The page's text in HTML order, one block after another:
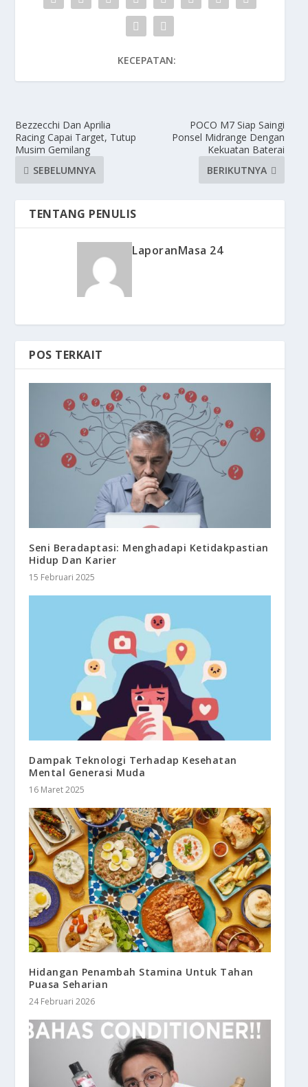
KECEPATAN:
Bezzecchi Dan Aprilia
Racing Capai Target, Tutup
Musim Gemilang
SEBELUMNYA
POCO M7 Siap Saingi
Ponsel Midrange Dengan
Kekuatan Baterai
BERIKUTNYA
TENTANG PENULIS
LaporanMasa 24
POS TERKAIT
Seni Beradaptasi: Menghadapi Ketidakpastian
Hidup Dan Karier
15 Februari 2025
Dampak Teknologi Terhadap Kesehatan
Mental Generasi Muda
16 Maret 2025
Hidangan Penambah Stamina Untuk Tahan
Puasa Seharian
24 Februari 2026